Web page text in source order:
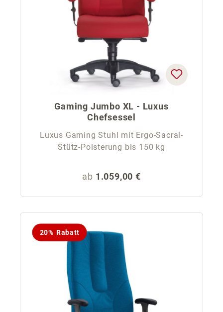
Gaming Jumbo XL - Luxus
Chefsessel
Luxus Gaming Stuhl mit Ergo-Sacral-
Stütz-Polsterung bis 150 kg
Regulärer Preis:
ab 1.059,00 €
20% Rabatt